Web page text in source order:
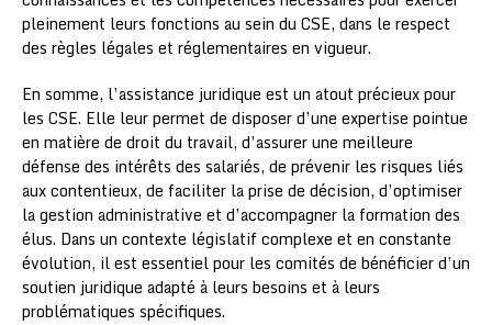
pleinement leurs fonctions au sein du CSE, dans le respect
des règles légales et réglementaires en vigueur.
En somme, l’assistance juridique est un atout précieux pour
les CSE. Elle leur permet de disposer d’une expertise pointue
en matière de droit du travail, d’assurer une meilleure
défense des intérêts des salariés, de prévenir les risques liés
aux contentieux, de faciliter la prise de décision, d’optimiser
la gestion administrative et d’accompagner la formation des
élus. Dans un contexte législatif complexe et en constante
évolution, il est essentiel pour les comités de bénéficier d’un
soutien juridique adapté à leurs besoins et à leurs
problématiques spécifiques.